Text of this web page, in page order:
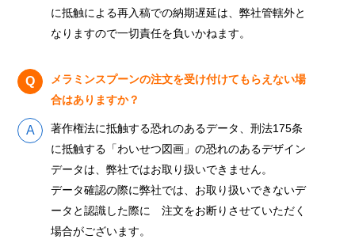
に抵触による再入稿での納期遅延は、弊社管轄外と
なりますので一切責任を負いかねます。
メラミンスプーンの注文を受け付けてもらえない場
合はありますか？
著作権法に抵触する恐れのあるデータ、刑法175条
に抵触する「わいせつ図画」の恐れのあるデザイン
データは、弊社ではお取り扱いできません。
データ確認の際に弊社では、お取り扱いできないデ
ータと認識した際に 注文をお断りさせていただく
場合がございます。